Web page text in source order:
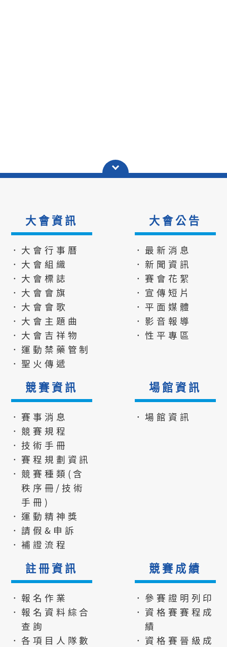
大會資訊
．大會行事曆
．大會組織
．大會標誌
．大會會旗
．大會會歌
．大會主題曲
．大會吉祥物
．運動禁藥管制
．聖火傳遞
大會公告
．最新消息
．新聞資訊
．賽會花絮
．宣傳短片
．平面媒體
．影音報導
．性平專區
競賽資訊
．賽事消息
．競賽規程
．技術手冊
．賽程規劃資訊
．競賽種類(含
秩序冊/技術
手冊)
．運動精神獎
．請假&申訴
．補證流程
場館資訊
．場館資訊
註冊資訊
．報名作業
．報名資料綜合
查詢
．各項目人隊數
競賽成績
．參賽證明列印
．資格賽賽程成
績
．資格賽晉級成